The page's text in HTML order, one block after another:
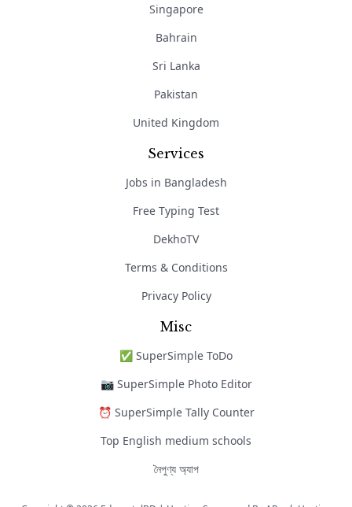
Singapore
Bahrain
Sri Lanka
Pakistan
United Kingdom
Services
Jobs in Bangladesh
Free Typing Test
DekhoTV
Terms & Conditions
Privacy Policy
Misc
✅ SuperSimple ToDo
📷 SuperSimple Photo Editor
⏰ SuperSimple Tally Counter
Top English medium schools
নৈপুণ্য অ্যাপ